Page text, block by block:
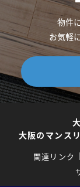
物件
お気軽
大阪のマンス
関連リンク